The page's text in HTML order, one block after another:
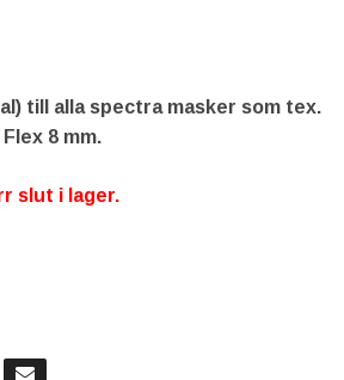
till alla spectra masker som tex.
8 mm.
slut i lager.